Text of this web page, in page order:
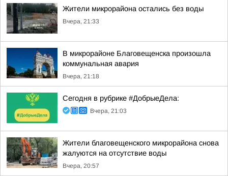
Жители микрорайона остались без воды
Вчера, 21:33
В микрорайоне Благовещенска произошла
коммунальная авария
Вчера, 21:18
Сегодня в рубрике #ДобрыеДела:
Вчера, 21:03
Жители благовещенского микрорайона снова
жалуются на отсутствие воды
Вчера, 20:57